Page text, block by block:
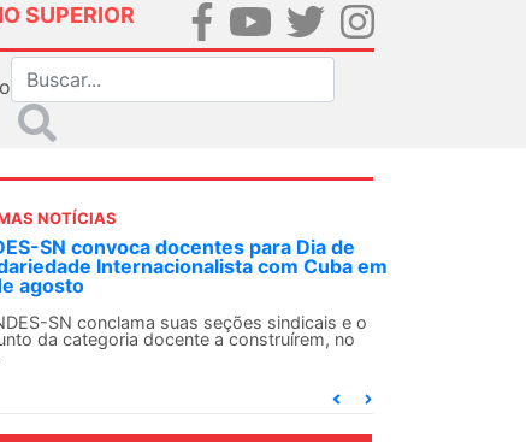
SUPERIOR
NOTÍCIAS
SN convoca docentes para Dia de
Internacionalista com Cuba em
agosto
SN conclama suas seções sindicais e o
da categoria docente a construírem, no